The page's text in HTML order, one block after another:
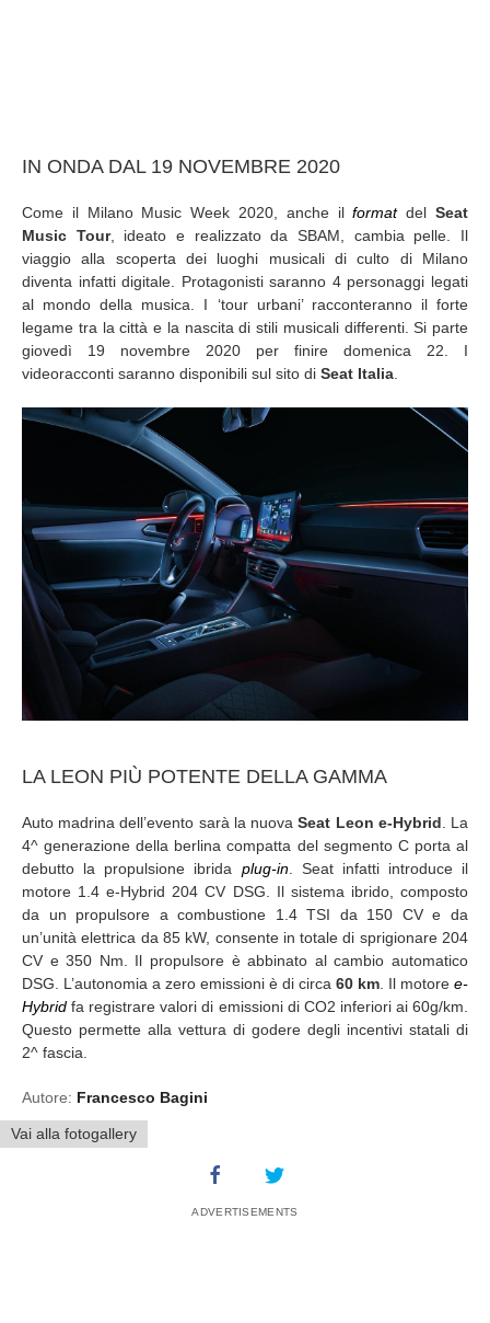
IN ONDA DAL 19 NOVEMBRE 2020
Come il Milano Music Week 2020, anche ilformatdelSeat
Music Tour, ideato e realizzato da SBAM, cambia pelle. Il
viaggio alla scoperta dei luoghi musicali di culto di Milano
diventa infatti digitale. Protagonisti saranno 4 personaggi legati
al mondo della musica. I ‘tour urbani’ racconteranno il forte
legame tra la città e la nascita di stili musicali differenti. Si parte
giovedì 19 novembre 2020 per finire domenica 22. I
videoracconti saranno disponibili sul sito di Seat Italia
LA LEON PIÙ POTENTE DELLA GAMMA
Auto madrina dell’evento sarà la nuovaSeat Leon e-Hybrid . La
4^ generazione della berlina compatta del segmento C porta al
debutto la propulsione ibrida plug-in. Seat infatti introduce il
motore 1.4 e-Hybrid 204 CV DSG. Il sistema ibrido, composto
da un propulsore a combustione 1.4 TSI da 150 CV e da
un’unità elettrica da 85 kW, consente in totale di sprigionare 204
CV e 350 Nm. Il propulsore è abbinato al cambio automatico
DSG. L’autonomia a zero emissioni è di circa 60 km . Il motore e-
Hybrid fa registrare valori di emissioni di CO2 inferiori ai 60g/km.
Questo permette alla vettura di godere degli incentivi statali di
2^ fascia.
Autore: Francesco Bagini
Vai alla fotogallery